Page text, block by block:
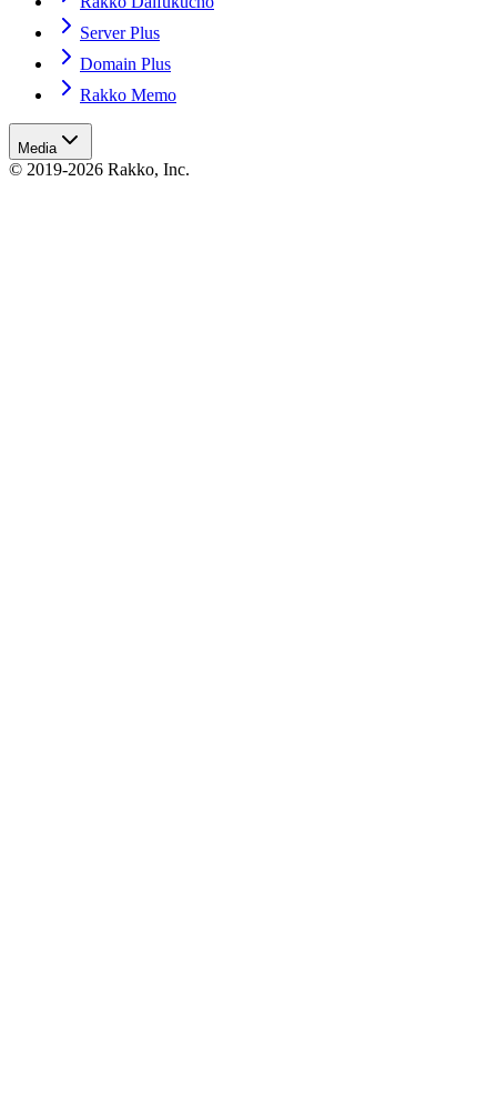
Server Plus
Domain Plus
Rakko Memo
Media
© 2019-2026 Rakko, Inc.